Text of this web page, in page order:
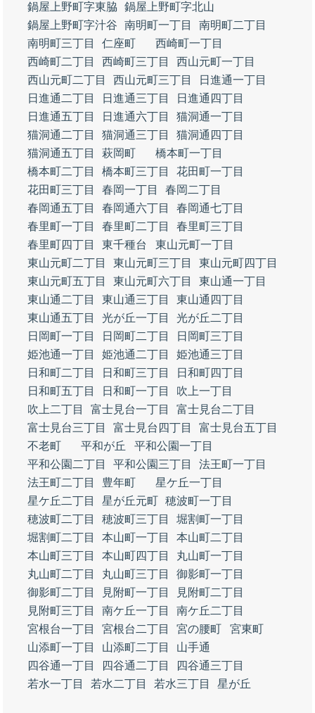
鍋屋上野町字東脇
鍋屋上野町字北山
鍋屋上野町字汁谷
南明町一丁目
南明町二丁目
南明町三丁目
仁座町
西崎町一丁目
西崎町二丁目
西崎町三丁目
西山元町一丁目
西山元町二丁目
西山元町三丁目
日進通一丁目
日進通二丁目
日進通三丁目
日進通四丁目
日進通五丁目
日進通六丁目
猫洞通一丁目
猫洞通二丁目
猫洞通三丁目
猫洞通四丁目
猫洞通五丁目
萩岡町
橋本町一丁目
橋本町二丁目
橋本町三丁目
花田町一丁目
花田町三丁目
春岡一丁目
春岡二丁目
春岡通五丁目
春岡通六丁目
春岡通七丁目
春里町一丁目
春里町二丁目
春里町三丁目
春里町四丁目
東千種台
東山元町一丁目
東山元町二丁目
東山元町三丁目
東山元町四丁目
東山元町五丁目
東山元町六丁目
東山通一丁目
東山通二丁目
東山通三丁目
東山通四丁目
東山通五丁目
光が丘一丁目
光が丘二丁目
日岡町一丁目
日岡町二丁目
日岡町三丁目
姫池通一丁目
姫池通二丁目
姫池通三丁目
日和町二丁目
日和町三丁目
日和町四丁目
日和町五丁目
日和町一丁目
吹上一丁目
吹上二丁目
富士見台一丁目
富士見台二丁目
富士見台三丁目
富士見台四丁目
富士見台五丁目
不老町
平和が丘
平和公園一丁目
平和公園二丁目
平和公園三丁目
法王町一丁目
法王町二丁目
豊年町
星ケ丘一丁目
星ケ丘二丁目
星が丘元町 穂波町一丁目
穂波町二丁目
穂波町三丁目
堀割町一丁目
堀割町二丁目
本山町一丁目
本山町二丁目
本山町三丁目
本山町四丁目
丸山町一丁目
丸山町二丁目
丸山町三丁目
御影町一丁目
御影町二丁目
見附町一丁目
見附町二丁目
見附町三丁目
南ケ丘一丁目
南ケ丘二丁目
宮根台一丁目
宮根台二丁目 宮の腰町
宮東町
山添町一丁目
山添町二丁目
山手通
四谷通一丁目
四谷通二丁目
四谷通三丁目
若水一丁目
若水二丁目 若水三丁目 星が丘